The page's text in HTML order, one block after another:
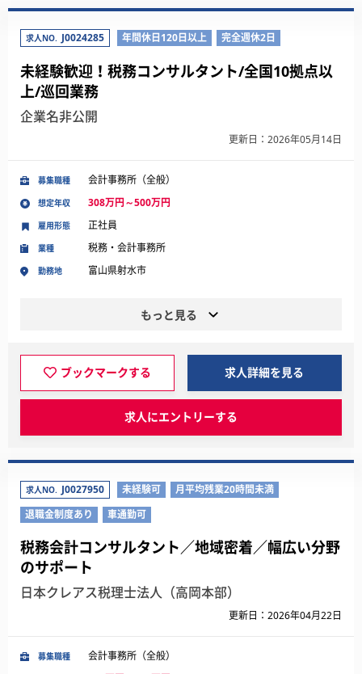
求人NO. J0024285 年間休日120日以上 完全週休2日
未経験歓迎！税務コンサルタント/全国10拠点以
上/巡回業務
企業名非公開
更新日：2026年05月14日
募集職種 会計事務所（全般）
想定年収 308万円～500万円
業種 税務・会計事務所
勤務地 富山県射水市
雇用形態 正社員
もっと見る
ブックマークする 求人詳細を見る
求人にエントリーする
求人NO. J0027950 未経験可
月平均残業20時間未満
退職金制度あり
車通勤可
税務会計コンサルタント／地域密着／幅広い分野
のサポート
日本クレアス税理士法人（高岡本部）
更新日：2026年04月22日
募集職種 会計事務所（全般）